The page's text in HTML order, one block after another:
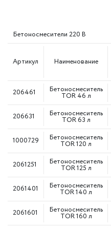
Бетоносмесители 220 В
Артикул Наименование
206461 Бетоносмеситель
TOR 46 л
206631 Бетоносмеситель
TOR 63 л
1000729 Бетоносмеситель
TOR 120 л
2061251 Бетоносмеситель
TOR 125 л
2061401 Бетоносмеситель
TOR 140 л
2061601 Бетоносмеситель
TOR 160 л